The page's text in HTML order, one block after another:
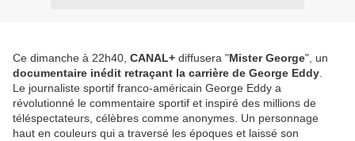
Ce dimanche à 22h40, CANAL+ diffusera "Mister George", un
documentaire inédit retraçant la carrière de George Eddy
Le journaliste sportif franco-américain George Eddy a
révolutionné le commentaire sportif et inspiré des millions de
téléspectateurs, célèbres comme anonymes. Un personnage
haut en couleurs qui a traversé les époques et laissé son